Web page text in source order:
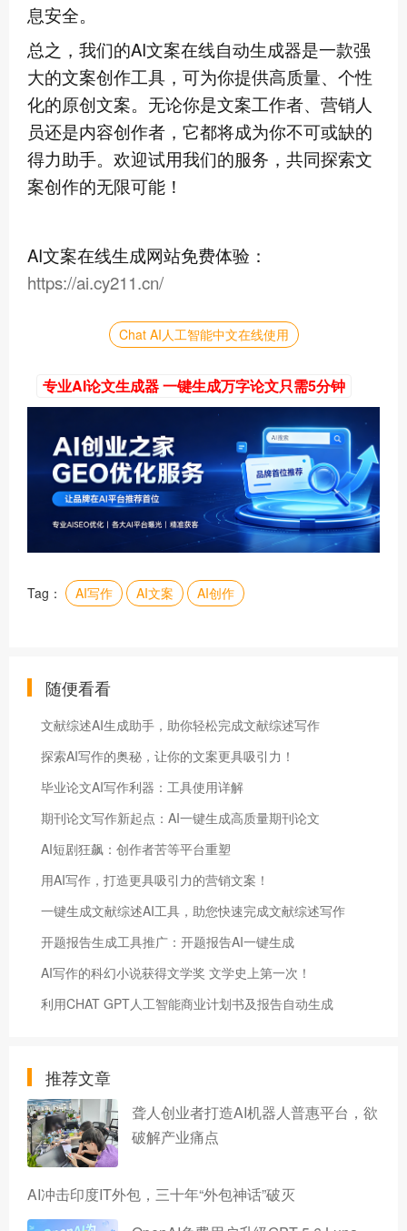
息安全。
总之，我们的AI文案在线自动生成器是一款强
大的文案创作工具，可为你提供高质量、个性
化的原创文案。无论你是文案工作者、营销人
员还是内容创作者，它都将成为你不可或缺的
得力助手。欢迎试用我们的服务，共同探索文
案创作的无限可能！
AI文案在线生成网站免费体验：
https://ai.cy211.cn/
Chat AI人工智能中文在线使用
专业AI论文生成器 一键生成万字论文只需5分钟
Tag： AI写作 AI文案 AI创作
随便看看
文献综述AI生成助手，助你轻松完成文献综述写作
探索AI写作的奥秘，让你的文案更具吸引力！
毕业论文AI写作利器：工具使用详解
期刊论文写作新起点：AI一键生成高质量期刊论文
AI短剧狂飙：创作者苦等平台重塑
用AI写作，打造更具吸引力的营销文案！
一键生成文献综述AI工具，助您快速完成文献综述写作
开题报告生成工具推广：开题报告AI一键生成
AI写作的科幻小说获得文学奖 文学史上第一次！
利用CHAT GPT人工智能商业计划书及报告自动生成
推荐文章
聋人创业者打造AI机器人普惠平台，欲
破解产业痛点
AI冲击印度IT外包，三十年“外包神话”破灭